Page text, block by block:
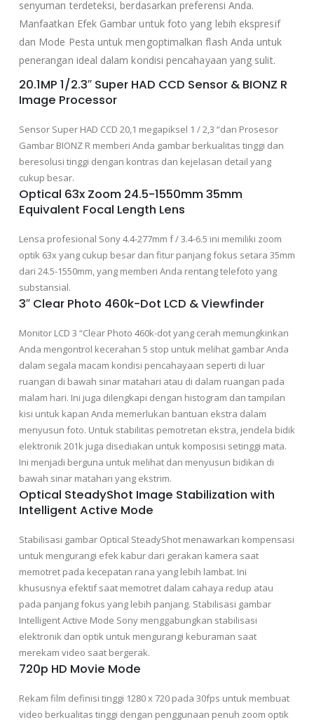
senyuman terdeteksi, berdasarkan preferensi Anda.
Manfaatkan Efek Gambar untuk foto yang lebih ekspresif
dan Mode Pesta untuk mengoptimalkan flash Anda untuk
penerangan ideal dalam kondisi pencahayaan yang sulit.
20.1MP 1/2.3″ Super HAD CCD Sensor & BIONZ R
Image Processor
Sensor Super HAD CCD 20,1 megapiksel 1 / 2,3 “dan Prosesor
Gambar BIONZ R memberi Anda gambar berkualitas tinggi dan
beresolusi tinggi dengan kontras dan kejelasan detail yang
cukup besar.
Optical 63x Zoom 24.5-1550mm 35mm
Equivalent Focal Length Lens
Lensa profesional Sony 4.4-277mm f / 3.4-6.5 ini memiliki zoom
optik 63x yang cukup besar dan fitur panjang fokus setara 35mm
dari 24.5-1550mm, yang memberi Anda rentang telefoto yang
substansial.
3″ Clear Photo 460k-Dot LCD & Viewfinder
Monitor LCD 3 “Clear Photo 460k-dot yang cerah memungkinkan
Anda mengontrol kecerahan 5 stop untuk melihat gambar Anda
dalam segala macam kondisi pencahayaan seperti di luar
ruangan di bawah sinar matahari atau di dalam ruangan pada
malam hari. Ini juga dilengkapi dengan histogram dan tampilan
kisi untuk kapan Anda memerlukan bantuan ekstra dalam
menyusun foto. Untuk stabilitas pemotretan ekstra, jendela bidik
elektronik 201k juga disediakan untuk komposisi setinggi mata.
Ini menjadi berguna untuk melihat dan menyusun bidikan di
bawah sinar matahari yang ekstrim.
Optical SteadyShot Image Stabilization with
Intelligent Active Mode
Stabilisasi gambar Optical SteadyShot menawarkan kompensasi
untuk mengurangi efek kabur dari gerakan kamera saat
memotret pada kecepatan rana yang lebih lambat. Ini
khususnya efektif saat memotret dalam cahaya redup atau
pada panjang fokus yang lebih panjang. Stabilisasi gambar
Intelligent Active Mode Sony menggabungkan stabilisasi
elektronik dan optik untuk mengurangi keburaman saat
merekam video saat bergerak.
720p HD Movie Mode
Rekam film definisi tinggi 1280 x 720 pada 30fps untuk membuat
video berkualitas tinggi dengan penggunaan penuh zoom optik